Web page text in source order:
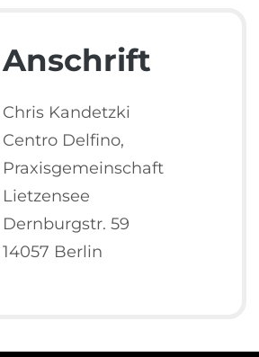
Anschrift
Chris Kandetzki
Centro Delfino,
Praxisgemeinschaft
Lietzensee
Dernburgstr. 59
14057 Berlin